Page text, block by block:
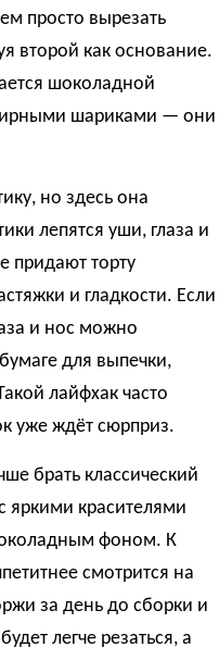
просто вырезать
второй как основание.
шоколадной
шариками — они
но здесь она
лепятся уши, глаза и
придают торту
и гладкости. Если
и нос можно
для выпечки,
лайфхак часто
уже ждёт сюрприз.
брать классический
красителями
фоном. К
смотрится на
за день до сборки и
легче резаться, а